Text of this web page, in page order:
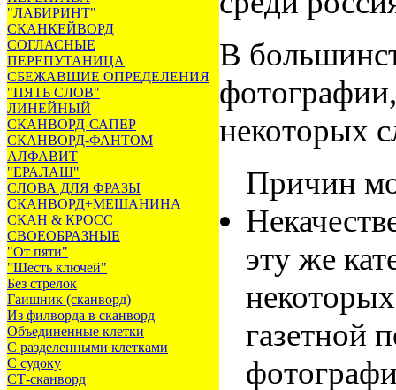
"ЛАБИРИНТ"
СКАНКЕЙВОРД
СОГЛАСНЫЕ
ПЕРЕПУТАНИЦА
СБЕЖАВШИЕ ОПРЕДЕЛЕНИЯ
"ПЯТЬ СЛОВ"
ЛИНЕЙНЫЙ
СКАНВОРД-САПЕР
СКАНВОРД-ФАНТОМ
АЛФАВИТ
"ЕРАЛАШ"
СЛОВА ДЛЯ ФРАЗЫ
СКАНВОРД+МЕШАНИНА
СКАН & КРОСС
СВОЕОБРАЗНЫЕ
"От пяти"
"Шесть ключей"
Без стрелок
Гаишник (сканворд)
Из филворда в сканворд
Объединенные клетки
С разделенными клетками
С судоку
СТ-сканворд
В
некоторых
Причин
эту же
газетной